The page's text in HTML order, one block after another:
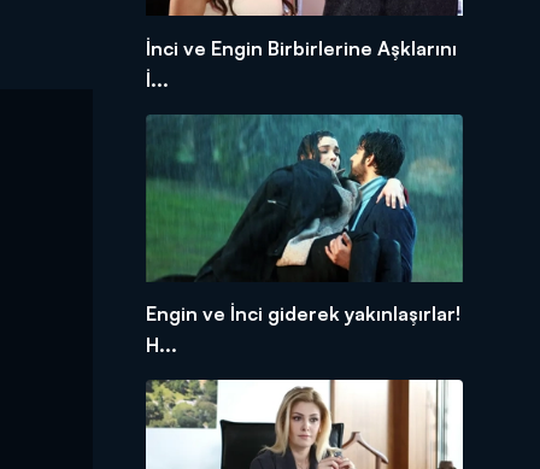
İnci ve Engin Birbirlerine Aşklarını
İ...
Engin ve İnci giderek yakınlaşırlar!
H...